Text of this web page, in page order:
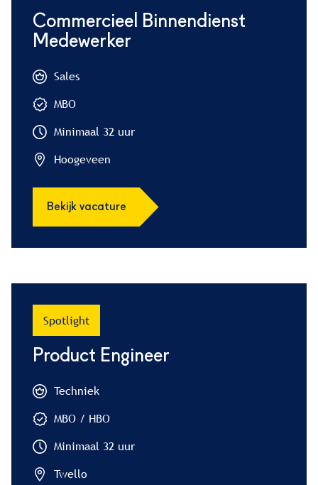
Commercieel Binnendienst
Medewerker
Sales
MBO
Minimaal 32 uur
Hoogeveen
Bekijk vacature
Spotlight
Product Engineer
Techniek
MBO / HBO
Minimaal 32 uur
Twello